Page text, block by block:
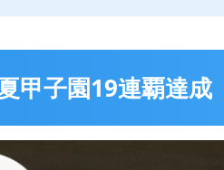
甲子園19連覇達成